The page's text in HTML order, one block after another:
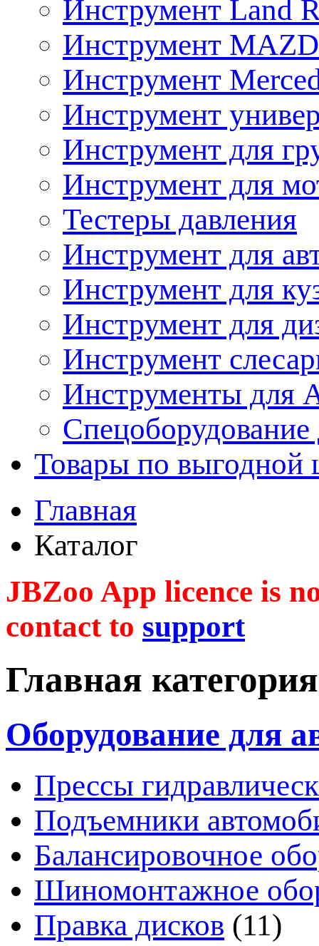
Инструмент Land
Инструмент
Инструмент
Инструмент
Инструмент для
Инструмент для
Тестеры давления
Инструмент для
Инструмент для
Инструмент для
Инструмент
Инструменты
Спецоборудование
Товары по выгодной
Главная
Каталог
JBZoo App licence is
contact to support
Главная категория
Оборудование для
Прессы
Подъемники
Балансировочное
Шиномонтажное
Правка дисков (11)